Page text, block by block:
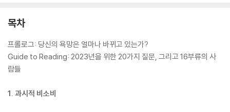
타일 플랫폼의 성장, 산업 구조와 조직 문화의 변화, 취향 소비와 경험 공
주목해 왔다. 이 주제들은 해를 거듭할수록 빠르고 폭넓게 진화해 메가 트
렌드가 되었다.
어 갈 2023년의 대한민국을 한발 앞서 만나 보자. 한국인의 라이프스타일
목차
프롤로그: 당신의 욕망은 얼마나 바뀌고 있는가?
Guide to Reading: 2023년을 위한 20가지 질문, 그리고 16부류의 사
람들
1. 과시적 비소비